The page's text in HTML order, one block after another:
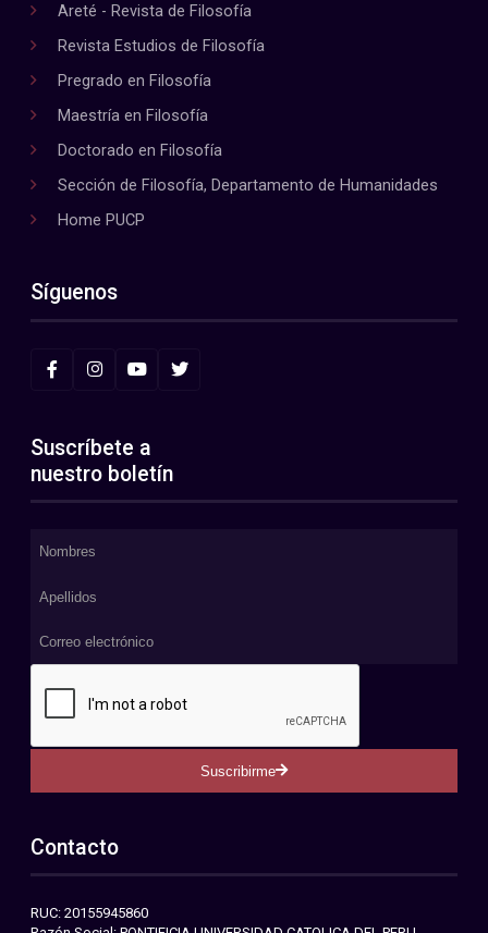
Areté - Revista de Filosofía
Revista Estudios de Filosofía
Pregrado en Filosofía
Maestría en Filosofía
Doctorado en Filosofía
Sección de Filosofía, Departamento de Humanidades
Home PUCP
Síguenos
Suscríbete a
nuestro boletín
Suscribirme
Contacto
RUC: 20155945860